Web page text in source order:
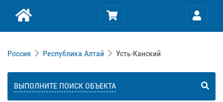
Россия Республика Алтай Усть-Канский
ВЫПОЛНИТЕ ПОИСК ОБЪЕКТА